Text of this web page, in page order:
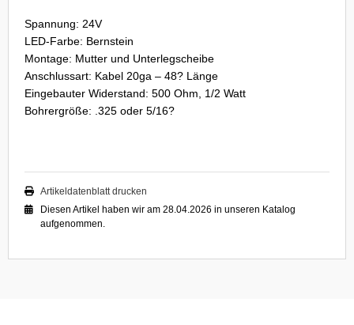
Spannung: 24V
LED-Farbe: Bernstein
Montage: Mutter und Unterlegscheibe
Anschlussart: Kabel 20ga – 48? Länge
Eingebauter Widerstand: 500 Ohm, 1/2 Watt
Bohrergröße: .325 oder 5/16?
Artikeldatenblatt drucken
Diesen Artikel haben wir am 28.04.2026 in unseren Katalog
aufgenommen.